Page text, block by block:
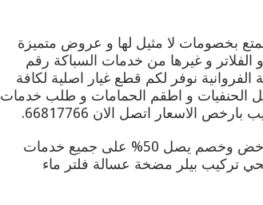
بخصومات لا مثيل لها و عروض متميزة
و غيرها من خدمات السباكة رقم
صحية الفروانية نوفر لكم قطع غيار اصلية لكافة
الحنفيات و اطقم الحمامات و طلب خدمات
الاسعار اتصل الان 66817766.
افضل فني صحي الفروانية الافضل والارخض وخصم يصل 50% على جميع خدمات
تركيب بيلر مضخة عسالة فلتر ماء